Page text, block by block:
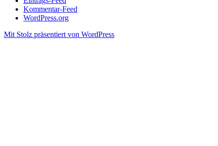
Kommentar-Feed
WordPress.org
Mit Stolz präsentiert von WordPress